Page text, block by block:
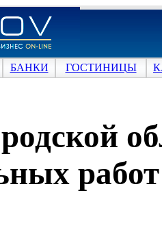
БАНКИ ГОСТИНИЦЫ